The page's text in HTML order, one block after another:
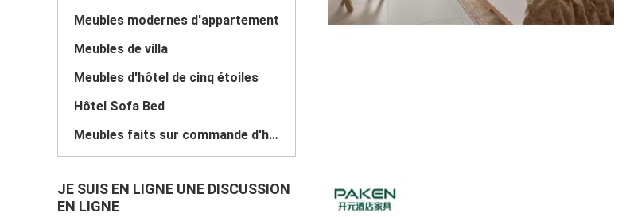
Meubles modernes d'appartement
Meubles de villa
Meubles d'hôtel de cinq étoiles
Hôtel Sofa Bed
Meubles faits sur commande d'hôtel
JE SUIS EN LIGNE UNE DISCUSSION
EN LIGNE